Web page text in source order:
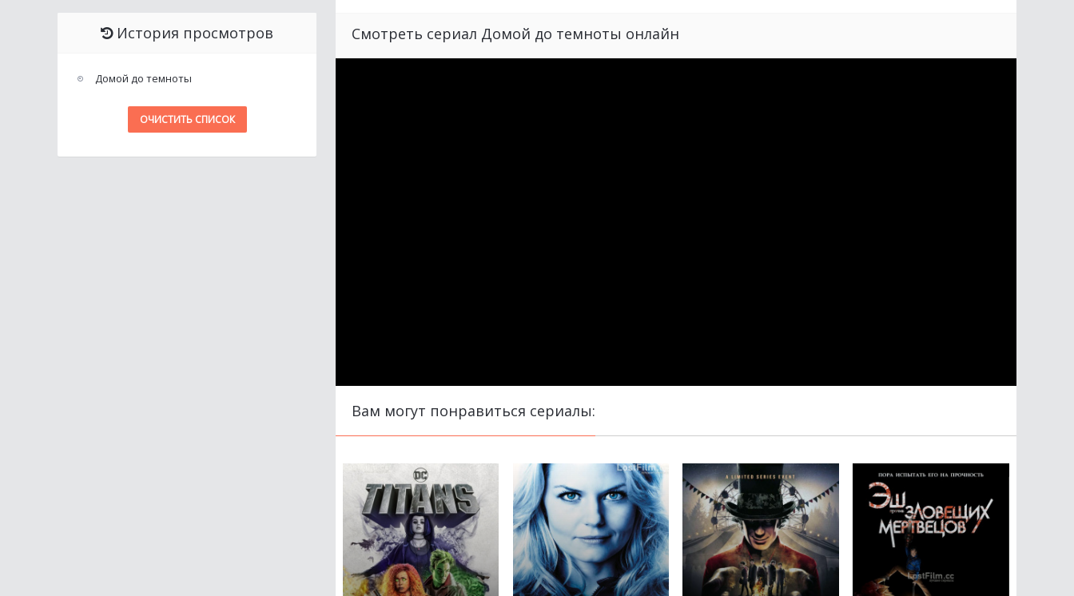
Смотреть сериал Домой до темноты онлайн
Вам могут понравиться сериалы:
История просмотров
Домой до темноты
ОЧИСТИТЬ СПИСОК